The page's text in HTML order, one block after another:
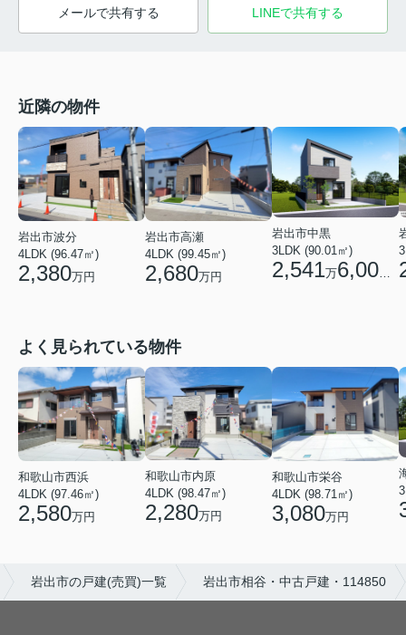
メールで共有する LINEで共有する
近隣の物件
岩出市波分
4LDK (96.47㎡)
2,380万円
岩出市高瀬
4LDK (99.45㎡)
2,680万円
岩出市中黒
3LDK (90.01㎡)
2,541万6,000 円
よく見られている物件
和歌山市西浜
4LDK (97.46㎡)
2,580万円
和歌山市内原
4LDK (98.47㎡)
2,280万円
和歌山市栄谷
4LDK (98.71㎡)
3,080万円
岩出市の戸建(売買)一覧 岩出市相谷・中古戸建・114850